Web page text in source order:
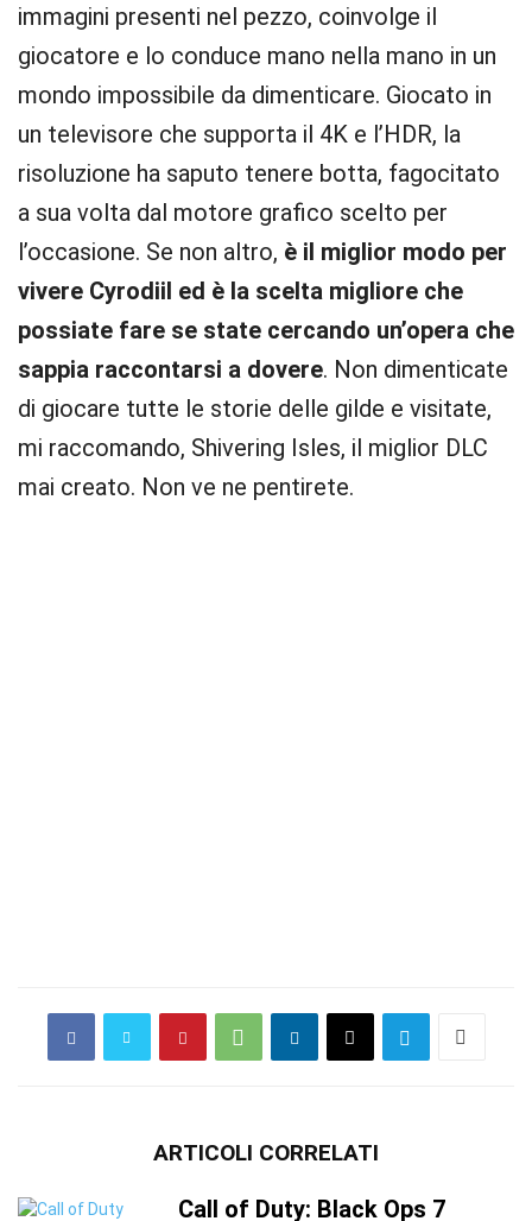
immagini presenti nel pezzo, coinvolge il
giocatore e lo conduce mano nella mano in un
mondo impossibile da dimenticare. Giocato in
un televisore che supporta il 4K e l’HDR, la
risoluzione ha saputo tenere botta, fagocitato
a sua volta dal motore grafico scelto per
l’occasione. Se non altro, è il miglior modo per
vivere Cyrodiil ed è la scelta migliore che
possiate fare se state cercando un’opera che
sappia raccontarsi a dovere. Non dimenticate
di giocare tutte le storie delle gilde e visitate,
mi raccomando, Shivering Isles, il miglior DLC
mai creato. Non ve ne pentirete.
ARTICOLI CORRELATI
Call of Duty: Black Ops 7